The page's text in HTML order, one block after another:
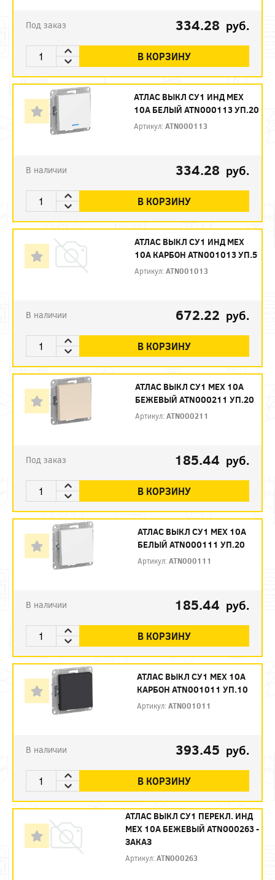
Под заказ 334.28 руб.
В КОРЗИНУ
АТЛАС ВЫКЛ СУ1 ИНД МЕХ
10А БЕЛЫЙ ATN000113 УП.20
Артикул:ATN000113
В наличии 334.28 руб.
В КОРЗИНУ
АТЛАС ВЫКЛ СУ1 ИНД МЕХ
10А КАРБОН ATN001013 УП.5
Артикул:ATN001013
В наличии 672.22 руб.
В КОРЗИНУ
АТЛАС ВЫКЛ СУ1 МЕХ 10А
БЕЖЕВЫЙ ATN000211 УП.20
Артикул:ATN000211
Под заказ 185.44 руб.
В КОРЗИНУ
АТЛАС ВЫКЛ СУ1 МЕХ 10А
БЕЛЫЙ ATN000111 УП.20
Артикул:ATN000111
В наличии 185.44 руб.
В КОРЗИНУ
АТЛАС ВЫКЛ СУ1 МЕХ 10А
КАРБОН ATN001011 УП.10
Артикул:ATN001011
В наличии 393.45 руб.
В КОРЗИНУ
АТЛАС ВЫКЛ СУ1 ПЕРЕКЛ. ИНД
МЕХ 10А БЕЖЕВЫЙ ATN000263 -
ЗАКАЗ
Артикул:ATN000263